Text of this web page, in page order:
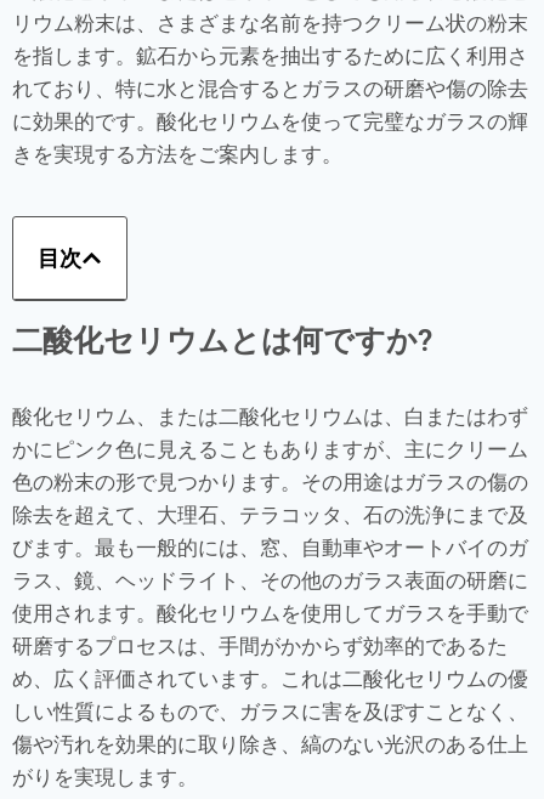
リウム粉末は、さまざまな名前を持つクリーム状の粉末
を指します。鉱石から元素を抽出するために広く利用さ
れており、特に水と混合するとガラスの研磨や傷の除去
に効果的です。酸化セリウムを使って完璧なガラスの輝
きを実現する方法をご案内します。
目次
二酸化セリウムとは何ですか?
酸化セリウム、または二酸化セリウムは、白またはわず
かにピンク色に見えることもありますが、主にクリーム
色の粉末の形で見つかります。その用途はガラスの傷の
除去を超えて、大理石、テラコッタ、石の洗浄にまで及
びます。最も一般的には、窓、自動車やオートバイのガ
ラス、鏡、ヘッドライト、その他のガラス表面の研磨に
使用されます。酸化セリウムを使用してガラスを手動で
研磨するプロセスは、手間がかからず効率的であるた
め、広く評価されています。これは二酸化セリウムの優
しい性質によるもので、ガラスに害を及ぼすことなく、
傷や汚れを効果的に取り除き、縞のない光沢のある仕上
がりを実現します。